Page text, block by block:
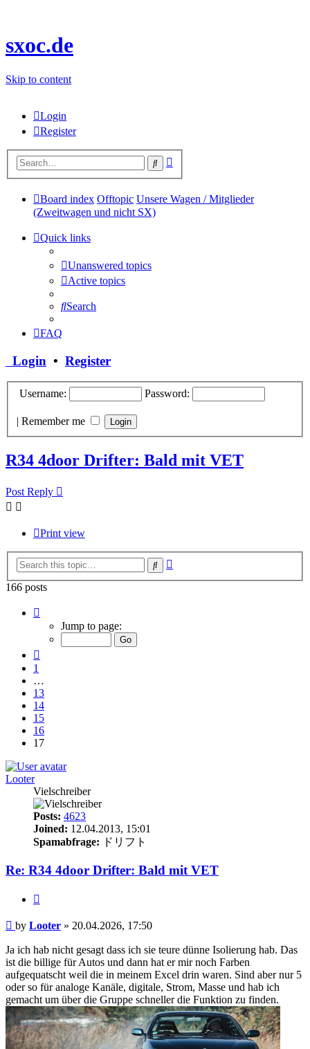
sxoc.de
Skip to content
Login
Register
Search
Board index Offtopic Unsere Wagen / Mitglieder
(Zweitwagen und nicht SX)
Quick links
Unanswered topics
Active topics
Search
FAQ
Login • Register
Username: Password:
| Remember me
R34 4door Drifter: Bald mit VET
Post Reply
Print view
Search
166 posts
17
Jump to page:
1
…
13
14
15
16
17
Looter
Vielschreiber
Posts: 4623
Joined: 12.04.2013, 15:01
Spamabfrage: ドリフト
Re: R34 4door Drifter: Bald mit VET
Post
by Looter » 20.04.2026, 17:50
Ja ich hab nicht gesagt dass ich sie teure dünne Isolierung hab. Das
ist die billige für Autos und dann hat er mir noch Farben
aufgequatscht weil die in meinem Excel drin waren. Sind aber nur 5
oder so für analoge Kanäle, digitale, Strom, Masse und hab ich
gemacht um über die Gruppe schneller die Funktion zu finden.